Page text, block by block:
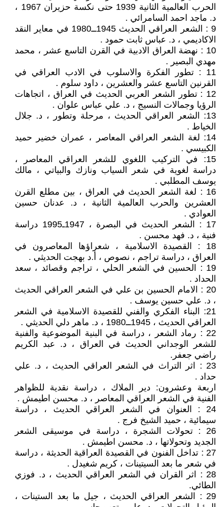
الحرب العالمية الثانية 1939 حتى نكسة حزيران 1967 ،
د. ماجد احمد السامرائي .
9 : الشعر العراقي الحديث 1945ــ1980 في معاير النقد
الاكاديمي ، د. عباس ثابت حمود .
10 : نهضة العراق الادبية في القرن التاسع عشر ، محمد
مهدي البصير .
11 : تطور الفكرة والاسلوب في الادب العراقي في
القرنين التاسع عشر والعشرين ، داود سلوم .
12 : تطور الشعر العربي الحديث في العراق ، اتجاهات
الرؤيا وجمالات النسيج ، د. علي عباس علوان .
13: الشعر العراقي الحديث ، مرحلة وتطور ، د. جلال
الخياط .
14: لغة الشعر العراقي المعاصر ، عمران خضير حميد
الكبيسي .
15: في التركيب اللغوي للشعر العراقي المعاصر ،
دراسة لغوية في شعر السياب ونازك والبياتي ، مالك
يوسف المطلبي .
16 : لغة الشعر الحديث في العراق ، بين مطلع القرن
العشرين والحرب العالمية الثانية ، د. عدنان حسين
العوادي .
17 : الشعر الحديث في البصرة ، 1947ـ1995 دراسة
فنية ، د. فهد محسن .
18 : القصيدة الاسلامية ، شعراؤها المعاصرون في
العراق ، دراسة تراجم ، نصوص ، أ.د بهجت الحديثي .
19 : الحسين في الشعر الحلي ، تراجم وقصائد ، سعد
الحداد .
20 : الامام الحسين بن علي في الشعر العراقي الحديث
، د. علي حسين يوسف .
21: البناء الفكري والفني للقصيدة الاسلامية في الشعر
العراقي الحديث ، 1945ــ1980 ، د. ماهر دلي الحديثي .
22 : رماد الشعر ، دراسة في البنية الموضوعية والفنية
للشعر الوجداني الحديث في العراق ، د. عبد الكريم
راضي جعفر.
23 : اثر التراث في الشعر العراقي الحديث ، د. علي
حداد .
اربعة وعشرون: دير الملاك ، دراسة نقدية للظواهر
الفنية في الشعر العراقي المعاصر ، د. محسن اطيمش .
24 : العنوان في الشعر العراقي الحديث ، دراسة
سيمائية ، حميد الشيخ فرج .
26 : تحولات الشجرة ، دراسة في موسيقى الشعر
الجديد وتحولاتها ، د. محسن اطيمش .
27 : تداخل الفنون في القصيدة العراقية الحديثة ، دراسة
في شعر ما بعد السيتينات ، كريم شغيدل .
28 : اثر القران في الشعر العراقي الحديث ، د. فوزي
الطائي.
29 : الشعر العراقي الحديث ، جيل ما بعد الستينات ،